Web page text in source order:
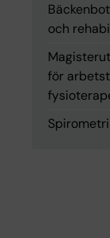
och
för